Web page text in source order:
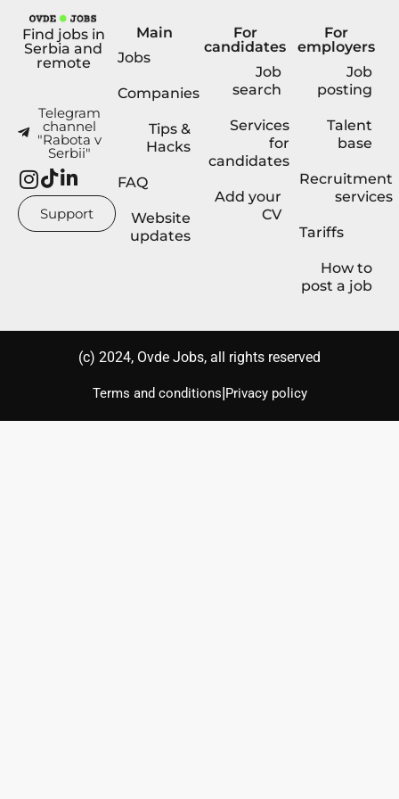
Find jobs in
Serbia and
remote
Telegram
channel
"Rabota v
Serbii"
Support
Main
Jobs
Companies
Tips &
Hacks
FAQ
Website
updates
For
candidates
Job
search
Services
for
candidates
Add your
CV
For
employers
Job
posting
Talent
base
Recruitment
services
Tariffs
How to
post a job
(с) 2024, Ovde Jobs, all rights reserved
Terms and conditions|Privacy policy